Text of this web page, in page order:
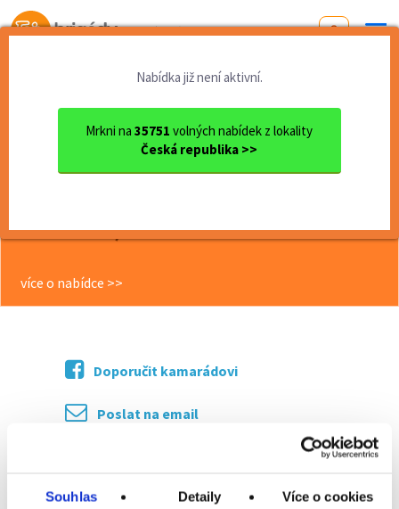
Souhlas Detaily Více o cookies
Od první brigády
Nabídka již není aktivní.
Mrkni na35751 volných nabídek z lokality
Česká republika >>
Jihomoravský kraj
Prodejní linka Vodafone – v...
Prodejní linka Vodafone – volání
zákazníci)
více o nabídce >>
Doporučit kamarádovi
Poslat na email
Přidat do oblíbených